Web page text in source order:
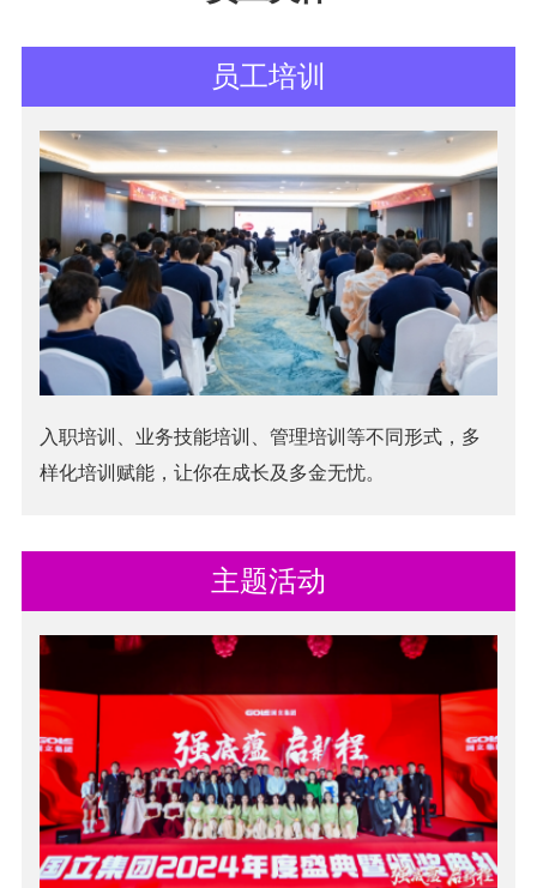
员工培训
入职培训、业务技能培训、管理培训等不同形式，多
样化培训赋能，让你在成长及多金无忧。
主题活动